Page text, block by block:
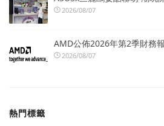
2026/08/07
AMD公佈2026年第2季財務
2026/08/07
熱門標籤